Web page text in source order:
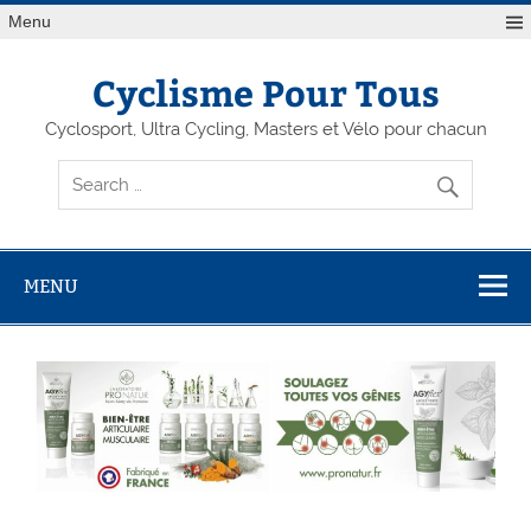
Menu
Cyclisme Pour Tous
Cyclosport, Ultra Cycling, Masters et Vélo pour chacun
MENU